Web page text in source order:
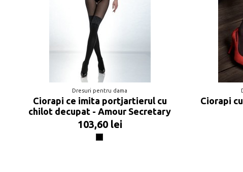
Dresuri pentru dama
Ciorapi ce imita portjartierul cu
chilot decupat - Amour Secretary
103,60 lei
Negru
Ciorapi